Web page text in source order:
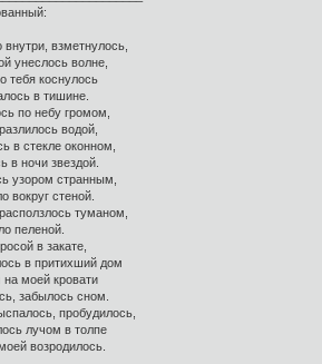
внутри, взметнулось,
унеслось волне,
тебя коснулось
в тишине.
по небу громом,
водой,
в стекле оконном,
в ночи звездой.
узором странным,
вокруг стеной.
туманом,
пеленой.
в закате,
в притихший дом
на моей кровати
забылось сном.
пробудилось,
лучом в толпе
возродилось.